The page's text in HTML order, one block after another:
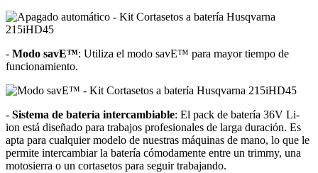
- Modo savE™: Utiliza el modo savE™ para mayor tiempo de
funcionamiento.
- Sistema de batería intercambiable: El pack de batería 36V Li-
ion está diseñado para trabajos profesionales de larga duración. Es
apta para cualquier modelo de nuestras máquinas de mano, lo que le
permite intercambiar la batería cómodamente entre un trimmy, una
motosierra o un cortasetos para seguir trabajando.